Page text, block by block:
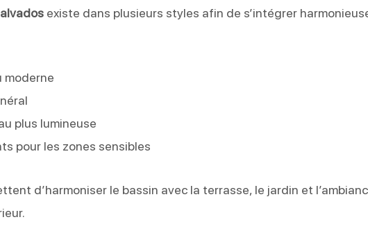
existe dans plusieurs styles afin de s’intégrer
moderne
plus lumineuse
pour les zones sensibles
d’harmoniser le bassin avec la terrasse, le jardin et